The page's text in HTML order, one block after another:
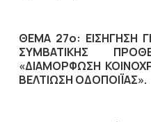
ΘΕΜΑ 27ο: ΕΙΣΗΓΗΣΗ
ΣΥΜΒΑΤΙΚΗΣ
«ΔΙΑΜΟΡΦΩΣΗ
ΒΕΛΤΙΩΣΗ ΟΔΟΠΟΙΪΑΣ».